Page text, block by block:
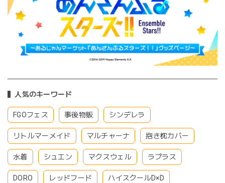
人気のキーワード
FGOフェス 事後物販 シンデレラ
リトルマーメイド マルチャーナ 抱き枕カバー
水着 シュエン マクスウェル ラプラス
DORO レッドフード ハイスクールD×D